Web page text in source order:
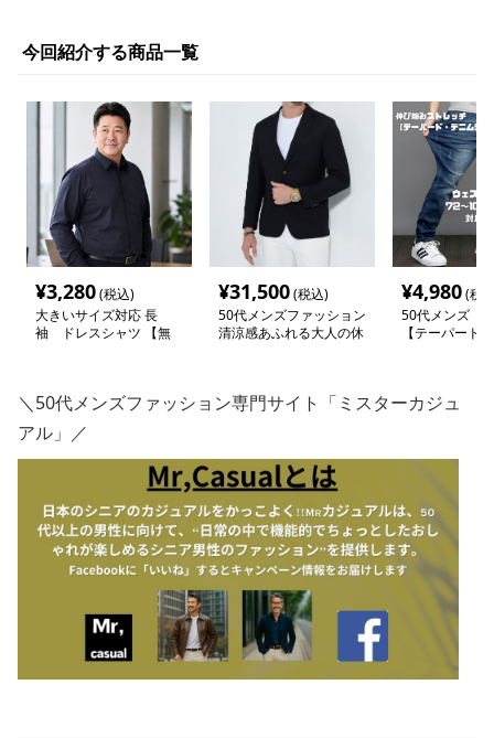
今回紹介する商品一覧
¥3,280(税込)
大きいサイズ対応 長
袖 ドレスシャツ 【無
¥31,500(税込)
50代メンズファッション
清涼感あふれる大人の休
¥4,980(税
50代メンズ
【テーパード
＼50代メンズファッション専門サイト「ミスターカジュ
アル」／